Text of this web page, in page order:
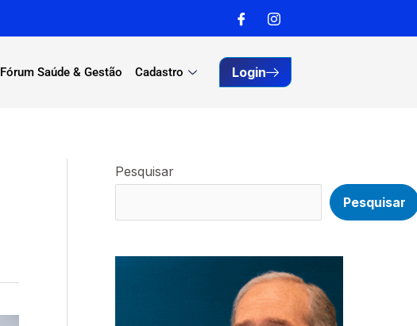
Fórum Saúde & Gestão Cadastro Login
Pesquisar
Pesquisar